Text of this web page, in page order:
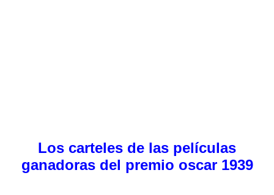
Los carteles de las películas
ganadoras del premio oscar 1939